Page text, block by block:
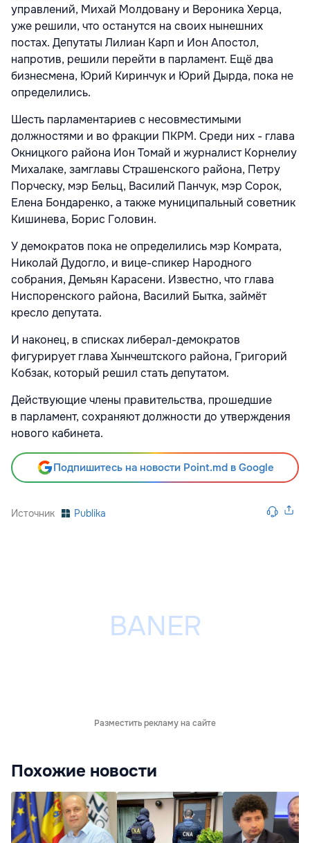
управлений, Михай Молдовану и Вероника Херца,
уже решили, что останутся на своих нынешних
постах. Депутаты Лилиан Карп и Ион Апостол,
напротив, решили перейти в парламент. Ещё два
бизнесмена, Юрий Киринчук и Юрий Дырда, пока не
определились.
Шесть парламентариев с несовместимыми
должностями и во фракции ПКРМ. Среди них - глава
Окницкого района Ион Томай и журналист Корнелиу
Михалаке, замглавы Страшенского района, Петру
Порческу, мэр Бельц, Василий Панчук, мэр Сорок,
Елена Бондаренко, а также муниципальный советник
Кишинева, Борис Головин.
У демократов пока не определились мэр Комрата,
Николай Дудогло, и вице-спикер Народного
собрания, Демьян Карасени. Известно, что глава
Ниспоренского района, Василий Бытка, займёт
кресло депутата.
И наконец, в списках либерал-демократов
фигурирует глава Хынчештского района, Григорий
Кобзак, который решил стать депутатом.
Действующие члены правительства, прошедшие
в парламент, сохраняют должности до утверждения
нового кабинета.
Подпишитесь на новости Point.md в Google
Источник Publika
Разместить рекламу на сайте
Похожие новости